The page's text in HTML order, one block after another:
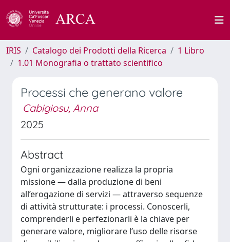
IRIS Catalogo dei Prodotti della Ricerca
1 Libro
1.01 Monografia o trattato scientifico
Processi che generano valore
Cabigiosu, Anna
2025
Abstract
Ogni organizzazione realizza la propria
missione — dalla produzione di beni
all’erogazione di servizi — attraverso sequenze
di attività strutturate: i processi. Conoscerli,
comprenderli e perfezionarli è la chiave per
generare valore, migliorare l’uso delle risorse